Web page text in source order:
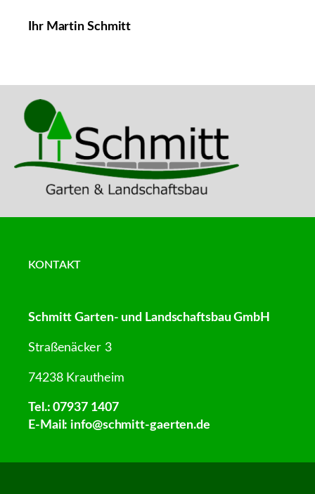
Ihr Martin Schmitt
KONTAKT
Schmitt Garten- und Landschaftsbau GmbH
Straßenäcker 3
74238 Krautheim
Tel.:07937 1407
E-Mail: info@schmitt-gaerten.de